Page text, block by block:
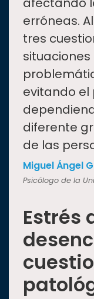
erróneas.
tres
evitando el
diferente
de las
Miguel Ángel
Psicólogo de la
Estrés